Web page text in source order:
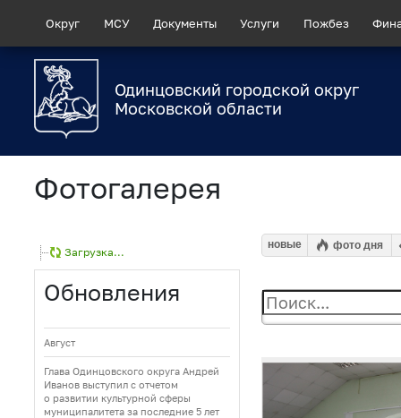
Округ МСУ Документы Услуги Пожбез
Одинцовский городской округ
Московской области
Фотогалерея
Загрузка...
Обновления
Август
Глава Одинцовского округа Андрей
Иванов выступил с отчетом
о развитии культурной сферы
муниципалитета за последние 5 лет
новые фото дня